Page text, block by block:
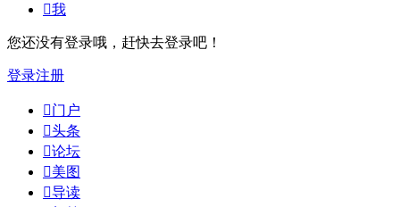
我
您还没有登录哦，赶快去登录吧！
登录注册
门户
头条
论坛
美图
导读